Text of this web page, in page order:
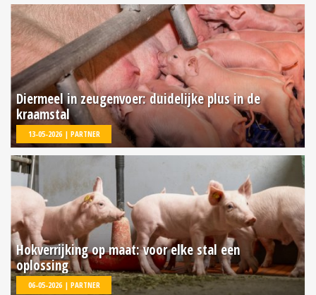
Diermeel in zeugenvoer: duidelijke plus in de
kraamstal
13-05-2026 | PARTNER
Hokverrijking op maat: voor elke stal een
oplossing
06-05-2026 | PARTNER